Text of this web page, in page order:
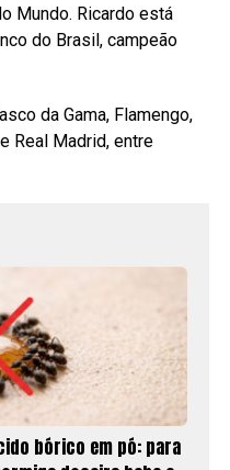
Mundo. Ricardo está
do Brasil, campeão
da Gama, Flamengo,
Real Madrid, entre
bórico em pó: para